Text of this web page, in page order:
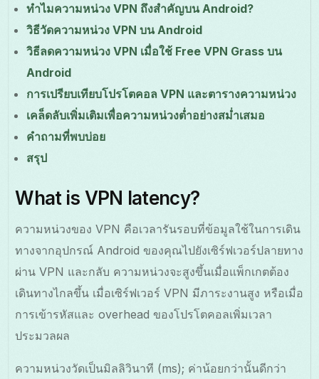
ทำไมความหน่วง VPN ถึงสำคัญบน Android?
วิธีวัดความหน่วง VPN บน Android
วิธีลดความหน่วง VPN เมื่อใช้ Free VPN Grass บน
Android
การเปรียบเทียบโปรโตคอล VPN และตารางความหน่วง
เคล็ดลับเพิ่มเติมเพื่อความหน่วงต่ำอย่างสม่ำเสมอ
คำถามที่พบบ่อย
สรุป
What is VPN latency?
ความหน่วงของ VPN คือเวลารันรอบที่ข้อมูลใช้ในการเดิน
ทางจากอุปกรณ์ Android ของคุณไปยังเซิร์ฟเวอร์ปลายทาง
ผ่าน VPN และกลับ ความหน่วงจะสูงขึ้นเมื่อแพ็กเกตต้อง
เดินทางไกลขึ้น เมื่อเซิร์ฟเวอร์ VPN มีภาระงานสูง หรือเมื่อ
การเข้ารหัสและ overhead ของโปรโตคอลเพิ่มเวลา
ประมวลผล
ความหน่วงวัดเป็นมิลลิวินาที (ms); ค่าน้อยกว่านั้นดีกว่า